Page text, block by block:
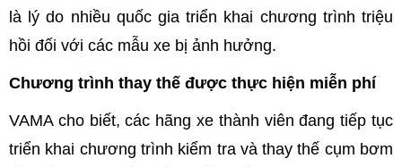
là lý do nhiều quốc gia triển khai chương trình triệu
hồi đối với các mẫu xe bị ảnh hưởng.
Chương trình thay thế được thực hiện miễn phí
VAMA cho biết, các hãng xe thành viên đang tiếp tục
triển khai chương trình kiểm tra và thay thế cụm bơm